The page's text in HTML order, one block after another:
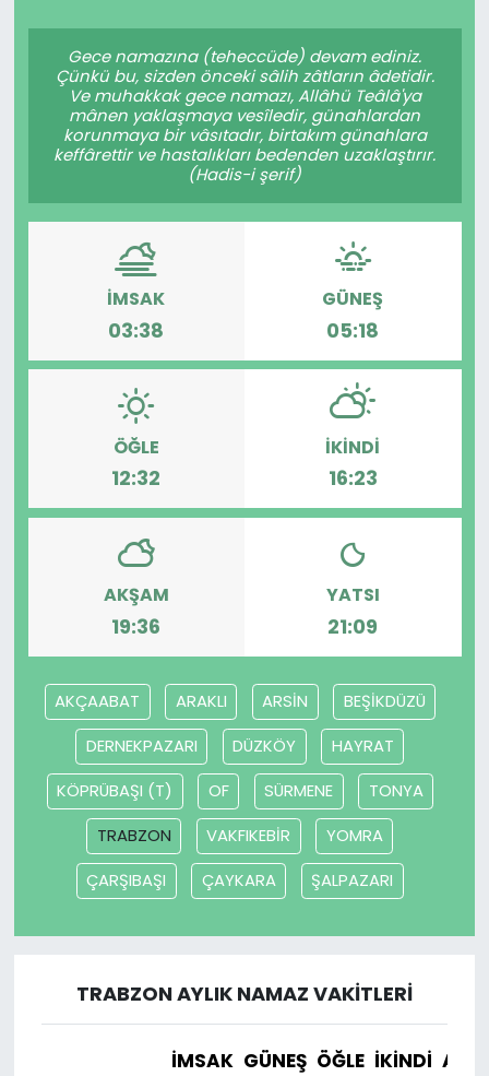
Gece namazına (teheccüde) devam ediniz.
Çünkü bu, sizden önceki sâlih zâtların âdetidir.
Ve muhakkak gece namazı, Allâhü Teâlâ'ya
mânen yaklaşmaya vesîledir, günahlardan
korunmaya bir vâsıtadır, birtakım günahlara
keffârettir ve hastalıkları bedenden uzaklaştırır.
(Hadis-i şerif)
İMSAK
03:38
GÜNEŞ
05:18
ÖĞLE
12:32
İKINDI
16:23
AKŞAM
19:36
YATSI
21:09
AKÇAABAT ARAKLI ARSİN
BEŞİKDÜZÜ
DERNEKPAZARI
DÜZKÖY
HAYRAT
KÖPRÜBAŞI (T)
OF SÜRMENE
TONYA
TRABZON
VAKFIKEBİR
YOMRA
ÇARŞIBAŞI
ÇAYKARA ŞALPAZARI
TRABZON AYLIK NAMAZ VAKITLERI
İMSAK GÜNEŞ ÖĞLE İKINDI
Teknoloji
Resmi İlanlar
Yaşam
Künye
Gizlilik Sözleşmesi
İletişim